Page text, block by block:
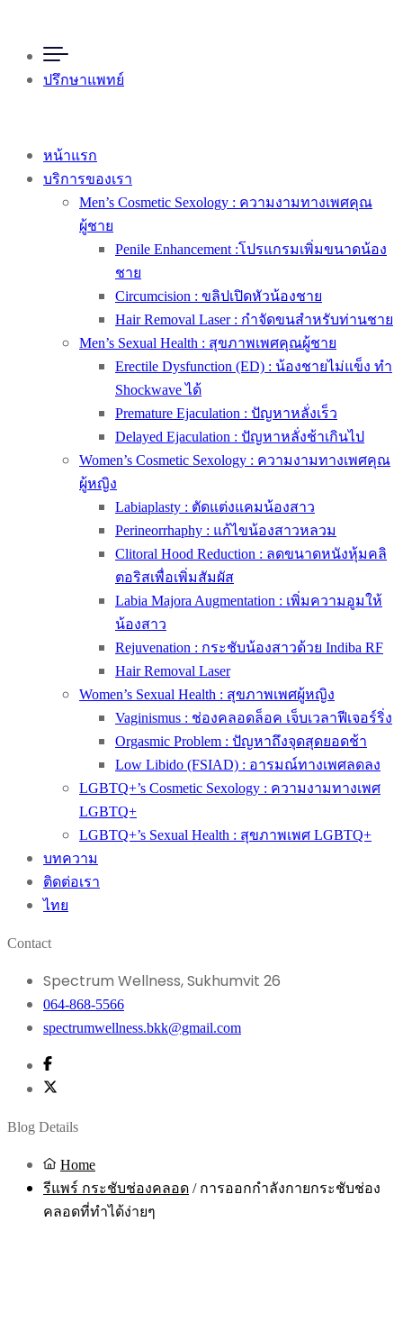
ปรึกษาแพทย์
หน้าแรก
บริการของเรา
Men’s Cosmetic Sexology : ความงามทางเพศคุณ
ผู้ชาย
Penile Enhancement :โปรแกรมเพิ่มขนาดน้อง
ชาย
Circumcision : ขลิปเปิดหัวน้องชาย
Hair Removal Laser : กำจัดขนสำหรับท่านชาย
Men’s Sexual Health : สุขภาพเพศคุณผู้ชาย
Erectile Dysfunction (ED) : น้องชายไม่แข็ง ทำ
Shockwave ได้
Premature Ejaculation : ปัญหาหลั่งเร็ว
Delayed Ejaculation : ปัญหาหลั่งช้าเกินไป
Women’s Cosmetic Sexology : ความงามทางเพศคุณ
ผู้หญิง
Labiaplasty : ตัดแต่งแคมน้องสาว
Perineorrhaphy : แก้ไขน้องสาวหลวม
Clitoral Hood Reduction : ลดขนาดหนังหุ้มคลิ
ตอริสเพื่อเพิ่มสัมผัส
Labia Majora Augmentation : เพิ่มความอูมให้
น้องสาว
Rejuvenation : กระชับน้องสาวด้วย Indiba RF
Hair Removal Laser
Women’s Sexual Health : สุขภาพเพศผู้หญิง
Vaginismus : ช่องคลอดล็อค เจ็บเวลาฟีเจอร์ริ่ง
Orgasmic Problem : ปัญหาถึงจุดสุดยอดช้า
Low Libido (FSIAD) : อารมณ์ทางเพศลดลง
LGBTQ+’s Cosmetic Sexology : ความงามทางเพศ
LGBTQ+
LGBTQ+’s Sexual Health : สุขภาพเพศ LGBTQ+
บทความ
ติดต่อเรา
ไทย
Contact
Spectrum Wellness, Sukhumvit 26
064-868-5566
spectrumwellness.bkk@gmail.com
Blog Details
Home
รีแพร์ กระชับช่องคลอด / การออกกำลังกายกระชับช่อง
คลอดที่ทำได้ง่ายๆ